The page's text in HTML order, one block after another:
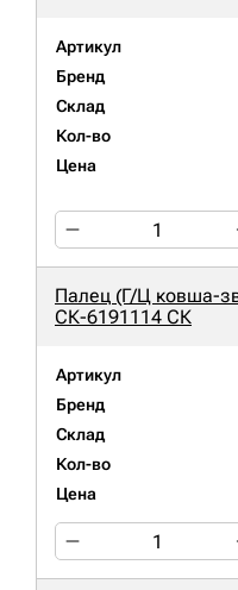
Артикул
Бренд
Склад
Кол-во
Цена
Палец (Г/Ц ковша-
СК-6191114 СК
Артикул
Бренд
Склад
Кол-во
Цена